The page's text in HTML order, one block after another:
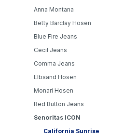
Anna Montana
Betty Barclay Hosen
Blue Fire Jeans
Cecil Jeans
Comma Jeans
Elbsand Hosen
Monari Hosen
Red Button Jeans
Senoritas ICON
California Sunrise